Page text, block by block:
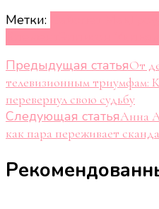
Метки:
Навигация
по
записям
Предыдущая статьяОт
телевизионным триумфам:
перевернул свою судьбу
Следующая статьяАнна
как пара переживает